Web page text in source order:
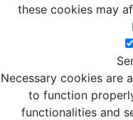
these cookies may
Necessary cookies are
to function
functionalities and